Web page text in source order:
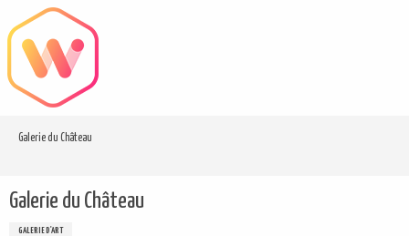
au
contenu
principal
Galerie du Château
Galerie du Château
GALERIE D'ART